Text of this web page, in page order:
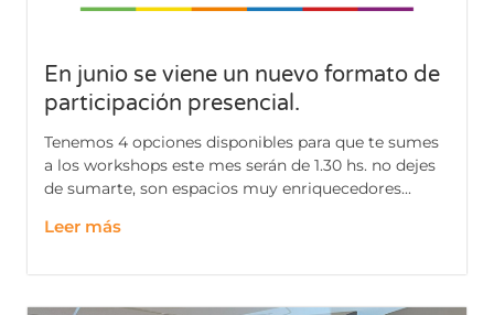
En junio se viene un nuevo formato de
participación presencial.
Tenemos 4 opciones disponibles para que te sumes
a los workshops este mes serán de 1.30 hs. no dejes
de sumarte, son espacios muy enriquecedores...
Leer más